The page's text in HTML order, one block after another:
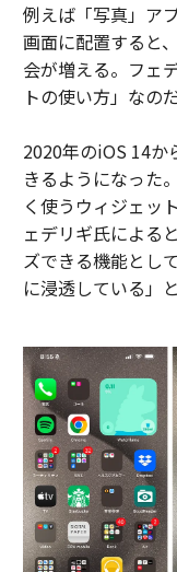
例えば「写真」ア
画面に配置すると
会が増える。フェ
トの使い方」なの
2020年のiOS 14か
きるようになった
く使うウィジェッ
ェデリギ氏による
ズできる機能とし
に浸透している」